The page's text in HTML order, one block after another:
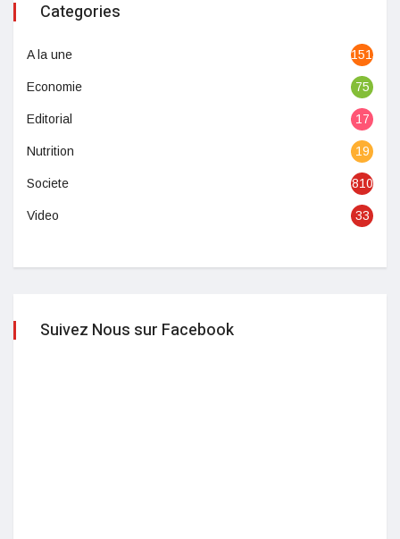
Categories
A la une 1513
Economie 75
Editorial 17
Nutrition 19
Societe 810
Video 33
Suivez Nous sur Facebook